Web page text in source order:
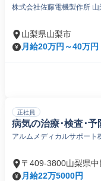
株式会社佐藤電機製作所 山
山梨県山梨市
月給20万円～40万円
正社員
病気の治療･検査･
アルムメディカルサポート
〒409-3800山梨県
月給22万5000円